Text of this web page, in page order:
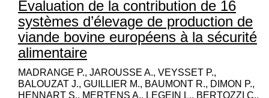
Evaluation de la contribution de 16
systèmes d’élevage de production de
viande bovine européens à la sécurité
alimentaire
MADRANGE P., JAROUSSE A., VEYSSET P.,
BALOUZAT J., GUILLIER M., BAUMONT R., DIMON P.,
HENNART S., MERTENS A., LEGEIN L., BERTOZZI C.,